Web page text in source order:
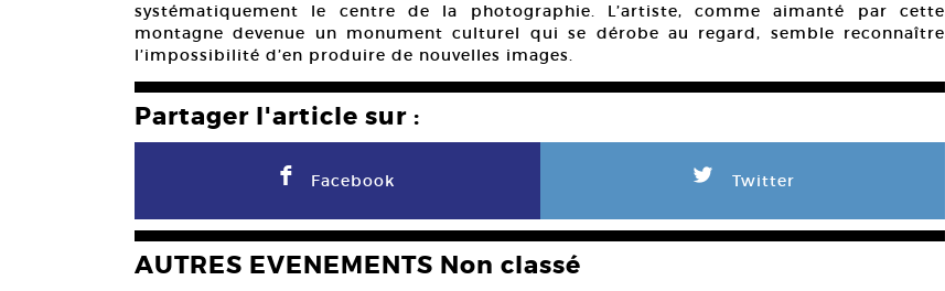
systématiquement le centre de la photographie. L’artiste, comme aimanté par cette
montagne devenue un monument culturel qui se dérobe au regard, semble reconnaître
l’impossibilité d’en produire de nouvelles images.
Partager l'article sur :
F Facebook L Twitter
AUTRES EVENEMENTS Non classé